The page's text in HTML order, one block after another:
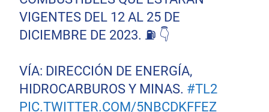
VIGENTES DEL 12 AL 25 DE
DICIEMBRE DE 2023. ⛽️ 👇
VÍA: DIRECCIÓN DE ENERGÍA,
HIDROCARBUROS Y MINAS. #TL2
PIC.TWITTER.COM/5NBCDKFFEZ